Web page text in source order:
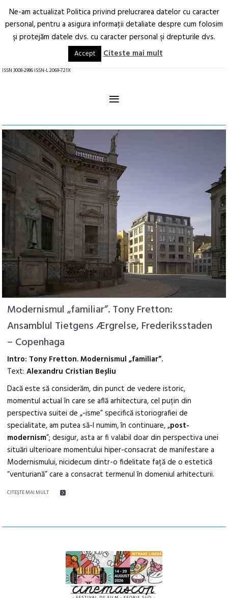
Arhitectură.
Oraș.
RO EN
ISSN 3008-2986 ISSN-L 2069-721X
≡
Modernismul „familiar”. Tony Fretton:
Ansamblul Tietgens Ærgrelse, Frederiksstaden
– Copenhaga
Intro: Tony Fretton. Modernismul „familiar”.
Text:Alexandru Cristian Beșliu
Dacă este să considerăm, din punct de vedere istoric,
momentul actual în care se află arhitectura, cel puțin din
perspectiva suitei de „-isme” specifică istoriografiei de
specialitate, am putea să-l numim, în continuare, „post-
modernism”; desigur, asta ar fi valabil doar din perspectiva unei
situări ulterioare momentului hiper-consacrat de manifestare a
Modernismului, nicidecum dintr-o fidelitate față de o estetică
“venturiană” care a consacrat termenul în domeniul arhitecturii.
CITEŞTE MAI MULT
Ne-am actualizat Politica privind prelucrarea datelor cu caracter
personal, pentru a asigura informaţii detaliate despre cum folosim
şi protejăm datele dvs. cu caracter personal şi drepturile dvs.
Accept Citeste mai mult